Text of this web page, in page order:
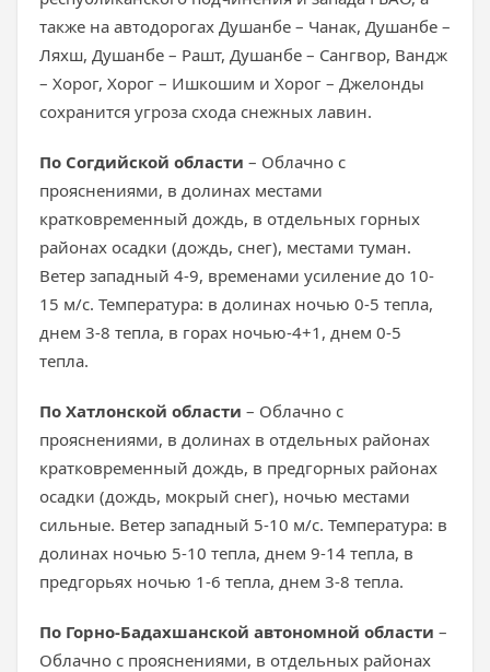
также на автодорогах Душанбе – Чанак, Душанбе –
Ляхш, Душанбе – Рашт, Душанбе – Сангвор, Вандж
– Хорог, Хорог – Ишкошим и Хорог – Джелонды
сохранится угроза схода снежных лавин.
По Согдийской области – Облачно с
прояснениями, в долинах местами
кратковременный дождь, в отдельных горных
районах осадки (дождь, снег), местами туман.
Ветер западный 4-9, временами усиление до 10-
15 м/с. Температура: в долинах ночью 0-5 тепла,
днем 3-8 тепла, в горах ночью-4+1, днем 0-5
тепла.
По Хатлонской области – Облачно с
прояснениями, в долинах в отдельных районах
кратковременный дождь, в предгорных районах
осадки (дождь, мокрый снег), ночью местами
сильные. Ветер западный 5-10 м/с. Температура: в
долинах ночью 5-10 тепла, днем 9-14 тепла, в
предгорьях ночью 1-6 тепла, днем 3-8 тепла.
По Горно-Бадахшанской автономной области –
Облачно с прояснениями, в отдельных районах